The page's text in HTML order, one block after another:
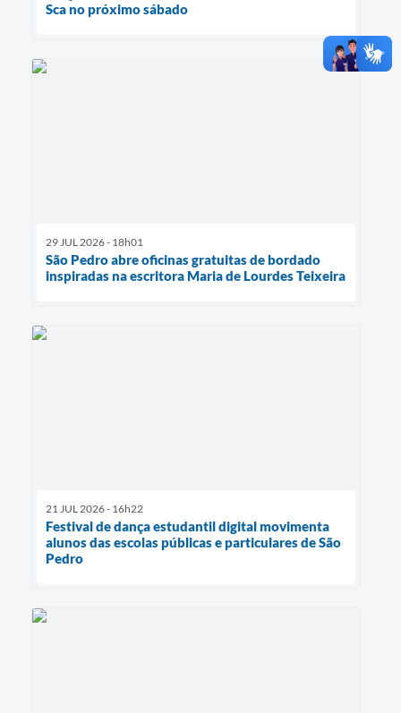
Sca no próximo sábado
29 JUL 2026 - 18h01
São Pedro abre oficinas gratuitas de bordado
inspiradas na escritora Maria de Lourdes Teixeira
21 JUL 2026 - 16h22
Festival de dança estudantil digital movimenta
alunos das escolas públicas e particulares de São
Pedro